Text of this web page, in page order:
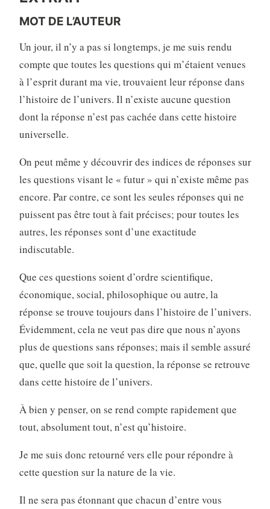
MOT DE L’AUTEUR
Un jour, il n’y a pas si longtemps, je me suis rendu
compte que toutes les questions qui m’étaient venues
à l’esprit durant ma vie, trouvaient leur réponse dans
l’histoire de l’univers. Il n’existe aucune question
dont la réponse n’est pas cachée dans cette histoire
universelle.
On peut même y découvrir des indices de réponses sur
les questions visant le « futur » qui n’existe même pas
encore. Par contre, ce sont les seules réponses qui ne
puissent pas être tout à fait précises; pour toutes les
autres, les réponses sont d’une exactitude
indiscutable.
Que ces questions soient d’ordre scientifique,
économique, social, philosophique ou autre, la
réponse se trouve toujours dans l’histoire de l’univers.
Évidemment, cela ne veut pas dire que nous n’ayons
plus de questions sans réponses; mais il semble assuré
que, quelle que soit la question, la réponse se retrouve
dans cette histoire de l’univers.
À bien y penser, on se rend compte rapidement que
tout, absolument tout, n’est qu’histoire.
Je me suis donc retourné vers elle pour répondre à
cette question sur la nature de la vie.
Il ne sera pas étonnant que chacun d’entre vous